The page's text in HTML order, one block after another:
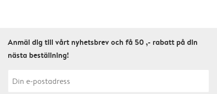
Anmäl dig till vårt nyhetsbrev och få 50 ,- rabatt på din
nästa beställning!